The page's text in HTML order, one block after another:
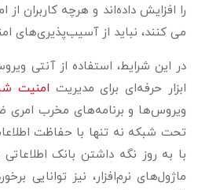
را افزایش داده‌اند و هرچه کاربران از
می کنند، نباید از آسیب‌پذیری‌های
در این شرایط، استفاده از آنتی
ابزار حرفه‌ای برای مدیریت امنیت
ویروس‌ها و برنامه‌های مخرب امری
تحت شبکه نه تنها با حفاظت
با به روز نگه داشتن بانک
ماژول‌های نرم‌افزار، نیز توانایی